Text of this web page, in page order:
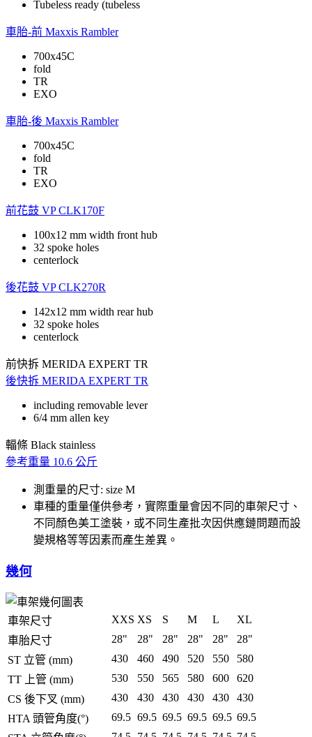
Tubeless ready (tubeless
車胎-前 Maxxis Rambler
700x45C
fold
TR
EXO
車胎-後 Maxxis Rambler
700x45C
fold
TR
EXO
前花鼓 VP CLK170F
100x12 mm width front hub
32 spoke holes
centerlock
後花鼓 VP CLK270R
142x12 mm width rear hub
32 spoke holes
centerlock
前快拆 MERIDA EXPERT TR
後快拆 MERIDA EXPERT TR
including removable lever
6/4 mm allen key
輻條 Black stainless
參考重量 10.6 公斤
測重量的尺寸: size M
車種的重量僅供參考，實際重量會因不同的車架尺寸、
不同顏色美工塗裝，或不同生產批次因供應鏈問題而設
變規格等等因素而產生差異。
幾何
車架尺寸 XXS XS S M L
XL
車胎尺寸
28" 28" 28" 28" 28"
28"
ST 立管 (mm)
430 460 490 520 550
580
TT 上管 (mm)
530 550 565 580 600
620
CS 後下叉 (mm)
430 430 430 430 430
430
HTA 頭管角度(°)
69.5 69.5 69.5 69.5 69.5 69.5